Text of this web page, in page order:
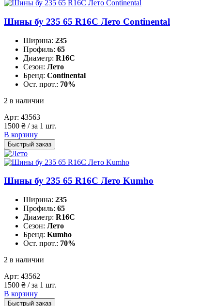
Шины бу 235 65 R16C Лето Continental
Ширина: 235
Профиль: 65
Диаметр: R16C
Сезон: Лето
Бренд: Continental
Ост. прот.: 70%
2 в наличии
Арт: 43563
1500 ₴ / за 1 шт.
В корзину
Быстрый заказ
Шины бу 235 65 R16C Лето Kumho
Ширина: 235
Профиль: 65
Диаметр: R16C
Сезон: Лето
Бренд: Kumho
Ост. прот.: 70%
2 в наличии
Арт: 43562
1500 ₴ / за 1 шт.
В корзину
Быстрый заказ